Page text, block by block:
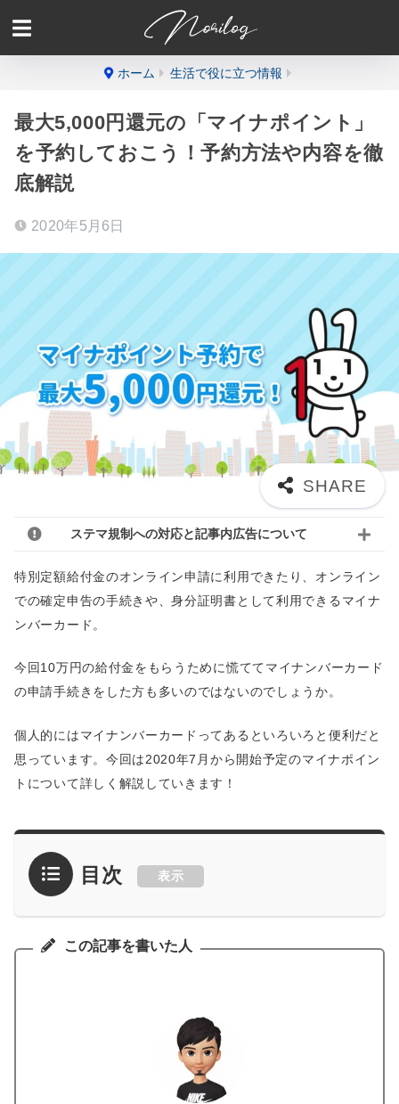
ホーム 生活で役に立つ情報
最大5,000円還元の「マイナポイント」
を予約しておこう！予約方法や内容を徹
底解説
2020年5月6日
ステマ規制への対応と記事内広告について
特別定額給付金のオンライン申請に利用できたり、オンライン
での確定申告の手続きや、身分証明書として利用できるマイナ
ンバーカード。
今回10万円の給付金をもらうために慌ててマイナンバーカード
の申請手続きをした方も多いのではないのでしょうか。
個人的にはマイナンバーカードってあるといろいろと便利だと
思っています。今回は2020年7月から開始予定のマイナポイン
トについて詳しく解説していきます！
目次 表示
この記事を書いた人